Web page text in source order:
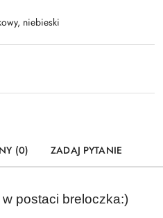
niebieski
(0) ZADAJ PYTANIE
postaci breloczka:)